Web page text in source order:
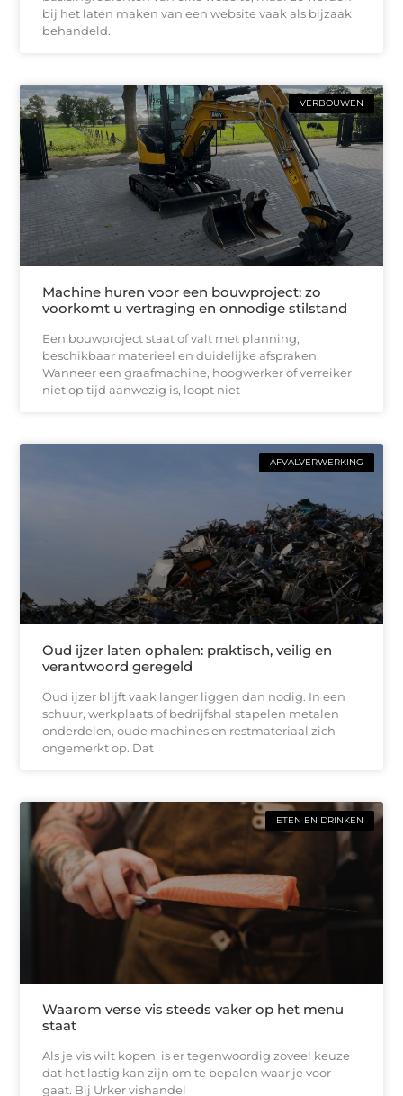
bij het laten maken van een website vaak als bijzaak
behandeld.
VERBOUWEN
Machine huren voor een bouwproject: zo
voorkomt u vertraging en onnodige stilstand
Een bouwproject staat of valt met planning,
beschikbaar materieel en duidelijke afspraken.
Wanneer een graafmachine, hoogwerker of verreiker
niet op tijd aanwezig is, loopt niet
AFVALVERWERKING
Oud ijzer laten ophalen: praktisch, veilig en
verantwoord geregeld
Oud ijzer blijft vaak langer liggen dan nodig. In een
schuur, werkplaats of bedrijfshal stapelen metalen
onderdelen, oude machines en restmateriaal zich
ongemerkt op. Dat
ETEN EN DRINKEN
Waarom verse vis steeds vaker op het menu
staat
Als je vis wilt kopen, is er tegenwoordig zoveel keuze
dat het lastig kan zijn om te bepalen waar je voor
gaat. Bij Urker vishandel